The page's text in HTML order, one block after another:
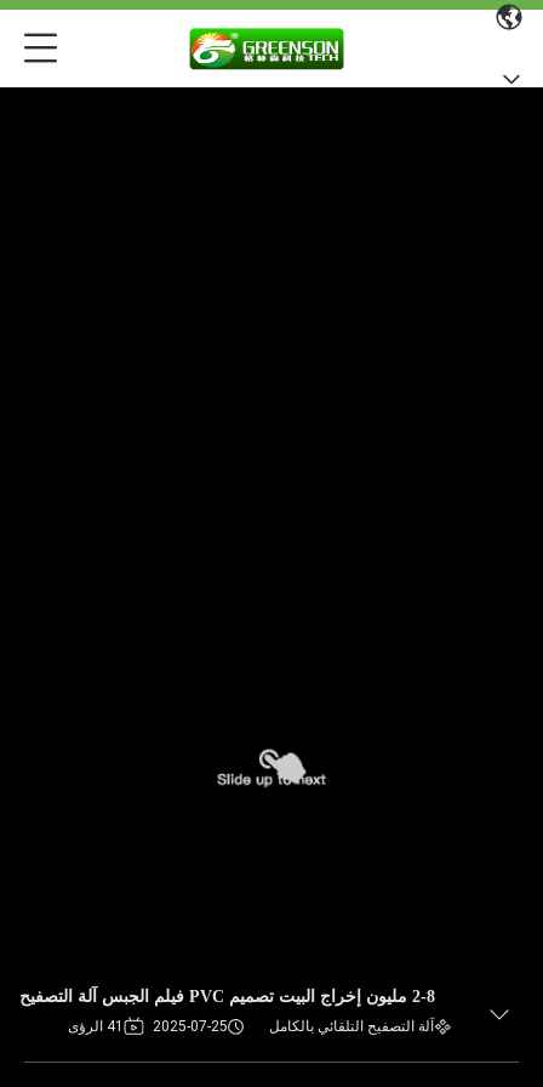
2-8 مليون إخراج البيت تصميم PVC فيلم الجبس آلة التصفيح
آلة التصفيح التلقائي بالكامل 2025-07-25 41 الرؤى